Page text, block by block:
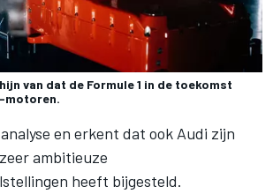
van dat de Formule 1 in de toekomst
motoren.
en erkent dat ook Audi zijn
ambitieuze
heeft bijgesteld.